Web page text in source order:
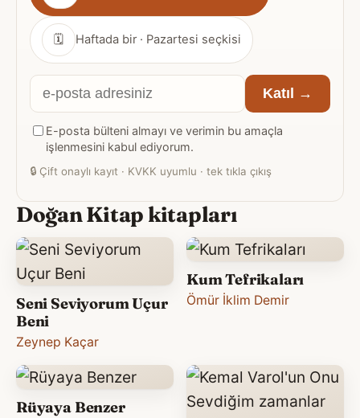
sıklığı
🗓 Haftada bir · Pazartesi seçkisi
E-
posta
adresiniz
Katıl →
E-posta bülteni almayı ve verimin bu amaçla
işlenmesini kabul ediyorum.
🔒 Çift onaylı kayıt · KVKK uyumlu · tek tıkla çıkış
Doğan Kitap kitapları
Seni Seviyorum Uçur
Beni
Zeynep Kaçar
Kum Tefrikaları
Ömür İklim Demir
Rüyaya Benzer